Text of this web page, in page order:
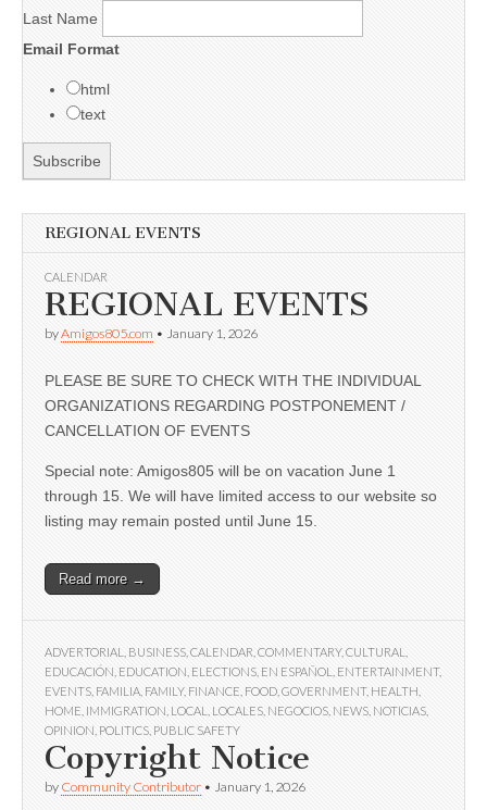
Last Name
Email Format
html
text
REGIONAL EVENTS
CALENDAR
REGIONAL EVENTS
byAmigos805.com • January 1, 2026
PLEASE BE SURE TO CHECK WITH THE INDIVIDUAL
ORGANIZATIONS REGARDING POSTPONEMENT /
CANCELLATION OF EVENTS
Special note: Amigos805 will be on vacation June 1
through 15. We will have limited access to our website so
listing may remain posted until June 15.
Read more →
ADVERTORIAL BUSINESS CALENDAR COMMENTARY, CULTURAL
EDUCACIÓN EDUCATION ELECTIONS EN ESPAÑOL ENTERTAINMENT,
EVENTS FAMILIA FAMILY, FINANCE FOOD GOVERNMENT, HEALTH
HOME IMMIGRATION LOCAL LOCALES NEGOCIOS NEWS NOTICIAS
OPINION POLITICS PUBLIC SAFETY
Copyright Notice
by Community Contributor • January 1, 2026